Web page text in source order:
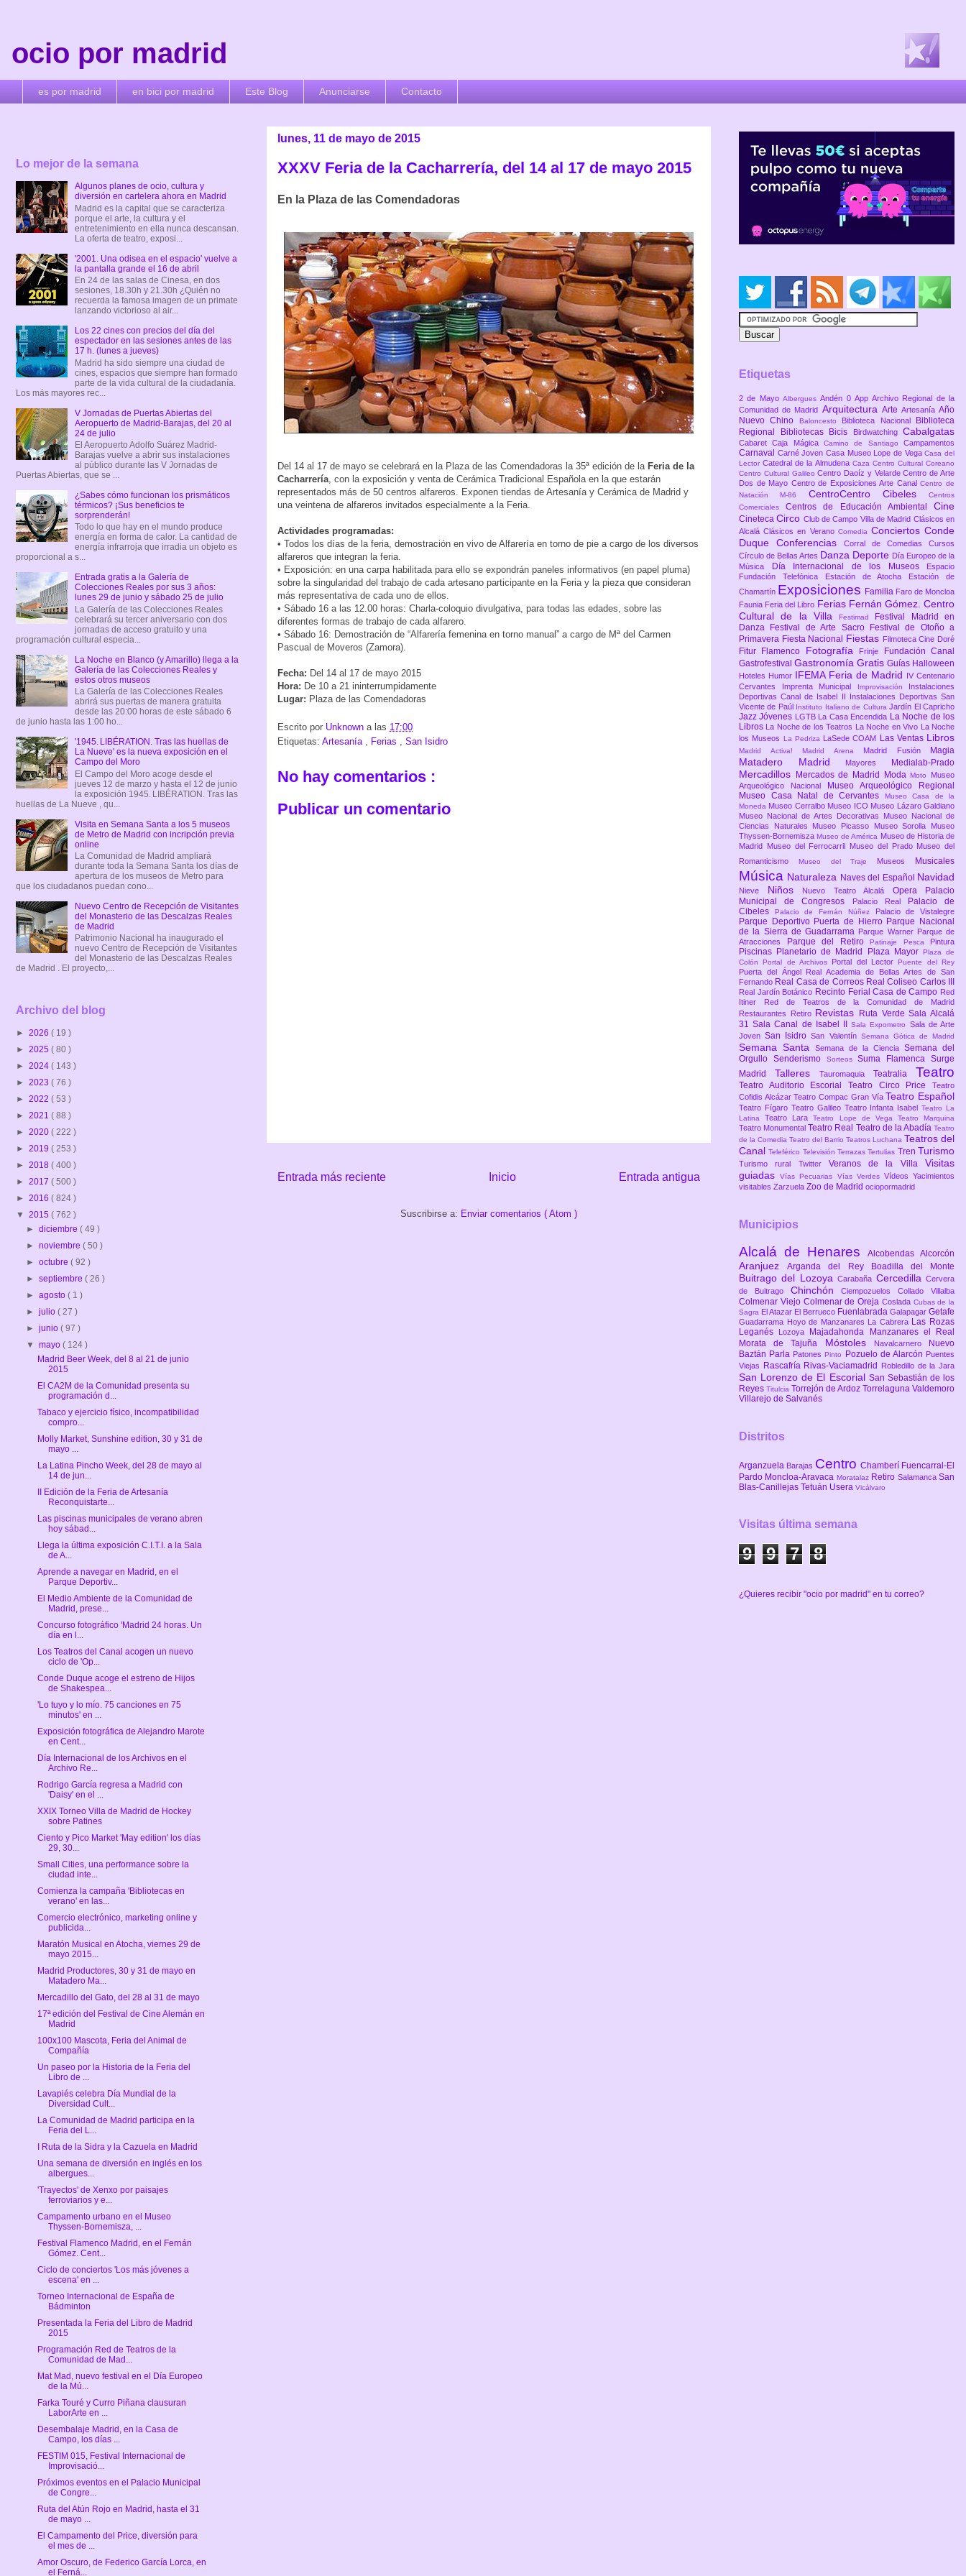
ocio por madrid
es por madrid en bici por madrid Este Blog Anunciarse Contacto
lunes, 11 de mayo de 2015
XXXV Feria de la Cacharrería, del 14 al 17 de mayo 2015
En la Plaza de las Comendadoras
Del 14 al 17 de mayo se celebrará en la Plaza de las Comendadoras la 35ª edición de la Feria de la
Cacharrería, con la exposición y venta de Cerámica Tradicional Española en la que estarán
representados más de 50 centros alfareros. Exponen tiendas de Artesanía y Cerámica de Madrid y
una veintena de alfareros invitados especialmente a la Feria.
Actividades programadas:
• Todos los días de la feria, demostración en vivo de Alfarería en torno de pie a cargo de los diversos
alfareros que integran la feria.
• Exposición: en una carpa habilitada para ello se expondrán paneles informativos (en papel pluma)
sobre la singularidad del trabajo de cada artesano participante en la Feria y la pieza que consideran
más representativa de cada uno de ellos.
• Sábado 16 a las 12.00 horas: Charla-coloquio divulgativa, para todas las edades, sobre las
diferentes formas de trabajo de cada alfarero.
• Sábado 16: Demostración de “Alfarería femenina en torno manual” a cargo de Mª del Carmen
Pascual de Moveros (Zamora).
Fecha: Del 14 al 17 de mayo 2015
Hora: De 10 a 21 ininterrumpidamente
Lugar: Plaza de las Comendadoras
Escrito por Unknown a las 17:00
Etiquetas: Artesanía Ferias San Isidro
No hay comentarios :
Publicar un comentario
Entrada más reciente Entrada antigua
Inicio
Suscribirse a: Enviar comentarios ( Atom )
Lo mejor de la semana
Algunos planes de ocio, cultura y
diversión en cartelera ahora en Madrid
Madrid es la capital que se caracteriza
porque el arte, la cultura y el
entretenimiento en ella nunca descansan.
La oferta de teatro, exposi...
'2001. Una odisea en el espacio' vuelve a
la pantalla grande el 16 de abril
En 24 de las salas de Cinesa, en dos
sesiones, 18.30h y 21.30h ¿Quién no
recuerda la famosa imagen de un primate
lanzando victorioso al air...
Los 22 cines con precios del día del
espectador en las sesiones antes de las
17 h. (lunes a jueves)
Madrid ha sido siempre una ciudad de
cines, espacios que siempre han formado
parte de la vida cultural de la ciudadanía.
Los más mayores rec...
V Jornadas de Puertas Abiertas del
Aeropuerto de Madrid-Barajas, del 20 al
24 de julio
El Aeropuerto Adolfo Suárez Madrid-
Barajas vuelve a abrir sus instalaciones
al público durante las V Jornadas de
Puertas Abiertas, que se ...
¿Sabes cómo funcionan los prismáticos
térmicos? ¡Sus beneficios te
sorprenderán!
Todo lo que hay en el mundo produce
energía en forma de calor. La cantidad de
energía infrarroja que irradia un objeto es
proporcional a s...
Entrada gratis a la Galería de
Colecciones Reales por sus 3 años:
lunes 29 de junio y sábado 25 de julio
La Galería de las Colecciones Reales
celebrará su tercer aniversario con dos
jornadas de acceso gratuito y una
programación cultural especia...
La Noche en Blanco (y Amarillo) llega a la
Galería de las Colecciones Reales y
estos otros museos
La Galería de las Colecciones Reales
abrirá sus puertas de manera gratuita
desde las 20:00 horas de este sábado 6
de junio hasta las 1:00 ho...
'1945. LIBÉRATION. Tras las huellas de
La Nueve' es la nueva exposición en el
Campo del Moro
El Campo del Moro acoge desde el
jueves 12 de marzo y hasta el 12 de junio
la exposición 1945. LIBÉRATION. Tras las
huellas de La Nueve , qu...
Visita en Semana Santa a los 5 museos
de Metro de Madrid con incripción previa
online
La Comunidad de Madrid ampliará
durante toda la Semana Santa los días de
apertura de los museos de Metro para
que los ciudadanos puedan cono...
Nuevo Centro de Recepción de Visitantes
del Monasterio de las Descalzas Reales
de Madrid
Patrimonio Nacional ha inaugurado el
nuevo Centro de Recepción de Visitantes
del Monasterio de las Descalzas Reales
de Madrid . El proyecto,...
Archivo del blog
► 2026 ( 19 )
► 2025 ( 80 )
► 2024 ( 143 )
► 2023 ( 76 )
► 2022 ( 53 )
► 2021 ( 88 )
► 2020 ( 222 )
► 2019 ( 253 )
► 2018 ( 400 )
► 2017 ( 500 )
► 2016 ( 824 )
▼ 2015 ( 762 )
►diciembre( 49 )
►noviembre( 50 )
►octubre( 92 )
►septiembre( 26 )
►agosto( 1 )
►julio( 27 )
►junio( 97 )
▼mayo( 124 )
Madrid Beer Week, del 8 al 21 de junio
2015
El CA2M de la Comunidad presenta su
programación d...
Tabaco y ejercicio físico, incompatibilidad
compro...
Molly Market, ‎Sunshine‬ edition, 30 y 31 de
mayo ...
La Latina Pincho Week, del 28 de mayo al
14 de jun...
II Edición de la Feria de Artesanía
Reconquistarte...
Las piscinas municipales de verano abren
hoy sábad...
Llega la última exposición C.I.T.I. a la Sala
de A...
Aprende a navegar en Madrid, en el
Parque Deportiv...
El Medio Ambiente de la Comunidad de
Madrid, prese...
Concurso fotográfico 'Madrid 24 horas. Un
día en l...
Los Teatros del Canal acogen un nuevo
ciclo de 'Op...
Conde Duque acoge el estreno de Hijos
de Shakespea...
'Lo tuyo y lo mío. 75 canciones en 75
minutos' en ...
Exposición fotográfica de Alejandro Marote
en Cent...
Día Internacional de los Archivos en el
Archivo Re...
Rodrigo García regresa a Madrid con
'Daisy' en el ...
XXIX Torneo Villa de Madrid de Hockey
sobre Patines
Ciento y Pico Market 'May edition' los días
29, 30...
Small Cities, una performance sobre la
ciudad inte...
Comienza la campaña 'Bibliotecas en
verano' en las...
Comercio electrónico, marketing online y
publicida...
Maratón Musical en Atocha, viernes 29 de
mayo 2015...
Madrid Productores, 30 y 31 de mayo en
Matadero Ma...
Mercadillo del Gato, del 28 al 31 de mayo
17ª edición del Festival de Cine Alemán en
Madrid
100x100 Mascota, Feria del Animal de
Compañía
Un paseo por la Historia de la Feria del
Libro de ...
Lavapiés celebra Día Mundial de la
Diversidad Cult...
La Comunidad de Madrid participa en la
Feria del L...
I Ruta de la Sidra y la Cazuela en Madrid
Una semana de diversión en inglés en los
albergues...
'Trayectos' de Xenxo por paisajes
ferroviarios y e...
Campamento urbano en el Museo
Thyssen-Bornemisza, ...
Festival Flamenco Madrid, en el Fernán
Gómez. Cent...
Ciclo de conciertos 'Los más jóvenes a
escena' en ...
Torneo Internacional de España de
Bádminton
Presentada la Feria del Libro de Madrid
2015
Programación Red de Teatros de la
Comunidad de Mad...
Mat Mad, nuevo festival en el Día Europeo
de la Mú...
Farka Touré y Curro Piñana clausuran
LaborArte en ...
Desembalaje Madrid, en la Casa de
Campo, los días ...
FESTIM 015, Festival Internacional de
Improvisació...
Próximos eventos en el Palacio Municipal
de Congre...
Ruta del Atún Rojo en Madrid, hasta el 31
de mayo ...
El Campamento del Price, diversión para
el mes de ...
Amor Oscuro, de Federico García Lorca, en
el Ferná...
Etiquetas
2 de Mayo AlberguesAndén 0 AppArchivo Regional de la
Comunidad de Madrid Arquitectura Arte ArtesaníaAño
Nuevo Chino
Baloncesto Biblioteca Nacional
Biblioteca
Regional
Bibliotecas Bicis Birdwatching Cabalgatas
CabaretCaja MágicaCamino de SantiagoCampamentos
Carnaval Carné JovenCasa Museo Lope de VegaCasa del
LectorCatedral de la Almudena Caza Centro Cultural Coreano
Centro Cultural GalileoCentro Daoíz y VelardeCentro de Arte
Dos de Mayo Centro de Exposiciones Arte CanalCentro de
Natación M-86 CentroCentro Cibeles
Centros
ComercialesCentros de Educación AmbientalCine
CinetecaCirco Club de Campo Villa de Madrid Clásicos en
AlcaláClásicos en Verano Comedia ConciertosConde
Duque Conferencias Corral de Comedias Cursos
Círculo de Bellas Artes Danza Deporte Día Europeo de la
Música
Día Internacional de los Museos
Espacio
Fundación Telefónica
Estación de Atocha
Estación de
Chamartín Exposiciones Familia Faro de Moncloa
Faunia Feria del Libro Ferias Fernán Gómez. Centro
Cultural de la VillaFestimad
Festival Madrid en
Danza
Festival de Arte Sacro
Festival de Otoño a
Primavera Fiesta Nacional Fiestas Filmoteca Cine Doré
Fitur Flamenco Fotografía Frinje
Fundación Canal
Gastrofestival Gastronomía Gratis Guías Halloween
Hoteles Humor IFEMA Feria de Madrid
IV Centenario
Cervantes
Imprenta Municipal Improvisación
Instalaciones
Deportivas Canal de Isabel II
Instalaciones Deportivas San
Vicente de Paúl
Instituto Italiano de CulturaJardín El Capricho
JazzJóvenes LGTB La Casa Encendida La Noche de los
Libros
La Noche de los Teatros La Noche en Vivo
La Noche
los Museos
La Pedriza LaSede COAM Las Ventas Libros
Madrid Activa! Madrid Arena Madrid Fusión Magia
Matadero Madrid Mayores Medialab-Prado
Mercadillos Mercados de Madrid ModaMoto Museo
Arqueológico Nacional
Museo Arqueológico Regional
Museo Casa Natal de Cervantes
Museo Casa de la
Moneda Museo Cerralbo Museo ICO Museo Lázaro Galdiano
Museo Nacional de Artes Decorativas Museo Nacional de
Ciencias Naturales Museo Picasso Museo Sorolla Museo
Thyssen-BornemiszaMuseo de América Museo de Historia de
Madrid
Museo del Ferrocarril Museo del Prado Museo del
Romanticismo
Museo del Traje Museos Musicales
Música Naturaleza Naves del Español Navidad
Nieve Niños Nuevo Teatro Alcalá Opera
Palacio
Municipal de Congresos
Palacio Real
Palacio de
Cibeles
Palacio de Fernán Núñez Palacio de Vistalegre
Parque Deportivo Puerta de Hierro Parque Nacional
de la Sierra de Guadarrama Parque Warner Parque de
Atracciones
Parque del Retiro Patinaje Pesca Pintura
Piscinas Planetario de Madrid Plaza Mayor
Plaza de
Colón Portal de Archivos Portal del LectorPuente del Rey
Puerta del Ángel
Real Academia de Bellas Artes de San
Fernando Real Casa de Correos Real Coliseo Carlos III
Real Jardín Botánico Recinto Ferial Casa de Campo Red
Itiner
Red de Teatros de la Comunidad de Madrid
Restaurantes
Retiro Revistas Ruta VerdeSala Alcalá
31Sala Canal de Isabel IISala Expometro Sala de Arte
JovenSan IsidroSan Valentín Semana Gótica de Madrid
Semana Santa Semana de la Ciencia Semana del
Orgullo Senderismo SorteosSuma FlamencaSurge
Madrid Talleres Tauromaquia Teatralia Teatro
Teatro Auditorio Escorial Teatro Circo Price Teatro
Cofidis AlcázarTeatro Compac Gran Vía Teatro Español
Teatro Fígaro Teatro Galileo Teatro Infanta IsabelTeatro La
Latina Teatro LaraTeatro Lope de Vega Teatro Marquina
Teatro Monumental Teatro Real Teatro de la Abadía Teatro
de la Comedia Teatro del Barrio Teatros Luchana Teatros del
CanalTeleférico TelevisiónTerrazasTertulias Tren Turismo
Turismo rural Twitter Veranos de la VillaVisitas
guiadasVías Pecuarias Vías Verdes VídeosYacimientos
visitables Zarzuela Zoo de Madrid ociopormadrid
Municipios
Alcalá de Henares Alcobendas Alcorcón
AranjuezArganda del Rey Boadilla del Monte
Buitrago del LozoyaCarabaña CercedillaCervera
de Buitrago ChinchónCiempozuelosCollado Villalba
Colmenar Viejo Colmenar de Oreja Coslada Cubas de la
Sagra El Atazar El Berrueco Fuenlabrada Galapagar Getafe
Guadarrama Hoyo de Manzanares La Cabrera Las Rozas
Leganés
Lozoya Majadahonda
Manzanares el Real
Morata de Tajuña Móstoles Navalcarnero
Nuevo
Baztán Parla PatonesPinto Pozuelo de Alarcón Puentes
Viejas
Rascafría Rivas-Vaciamadrid Robledillo de la Jara
San Lorenzo de El Escorial San Sebastián de los
Reyes Titulcia Torrejón de Ardoz Torrelaguna Valdemoro
Villarejo de Salvanés
Distritos
Arganzuela Barajas Centro Chamberí Fuencarral-El
Pardo Moncloa-Aravaca Moratalaz Retiro SalamancaSan
Blas-Canillejas Tetuán Usera Vicálvaro
Visitas última semana
9 9 7 8
¿Quieres recibir "ocio por madrid" en tu correo?